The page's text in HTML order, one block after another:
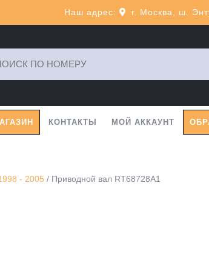
Наш адрес: г. Москва, ш.
КОНТАКТЫ МОЙ АККАУНТ
- 2005 / Приводной вал RT68728A1